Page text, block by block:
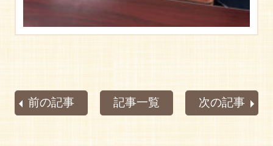
前の記事 記事一覧 次の記事